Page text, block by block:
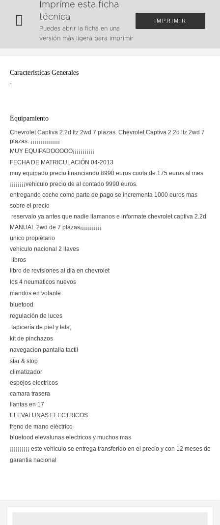
Impríme esta ficha
técnica
Puedes abrir la ficha en una
versión más ligera para imprimir
IMPRIMIR
Características Generales
1
Equipamiento
Chevrolet Captiva 2.2d ltz 2wd 7 plazas. Chevrolet Captiva 2.2d ltz 2wd 7
plazas. ¡¡¡¡¡¡¡¡¡¡¡¡¡¡¡
MUY EQUIPADOOOOO¡¡¡¡¡¡¡¡¡¡¡
FECHA DE MATRICULACIÓN 04-2013
muy equipado precio financiando 8990 euros cuota de 175 euros al mes
¡¡¡¡¡¡¡¡vehiculo precio de al contado 9990 euros.
entregando coche como parte de pago se incrementa 1000 euros mas
sobre el precio
reservalo ya antes que nadie llamanos e informate chevrolet captiva 2.2d
MANUAL 2wd de 7 plazas¡¡¡¡¡¡¡¡¡¡¡
unico propietario
vehiculo nacional 2 llaves
libros
libro de revisiones al dia en chevrolet
los 4 neumaticos nuevos
mandos en volante
bluetood
regulación de luces
tapicería de piel y tela,
kit de pinchazos
navegacion pantalla tactil
star & stop
climatizador
espejos electricos
camara trasera
llantas en 17
ELEVALUNAS ELECTRICOS
freno de mano eléctrico
bluetood elevalunas electricos y muchos mas
¡¡¡¡¡¡¡¡¡¡ este vehiculo se entrega transferido en el precio y con 12 meses de
garantia nacional